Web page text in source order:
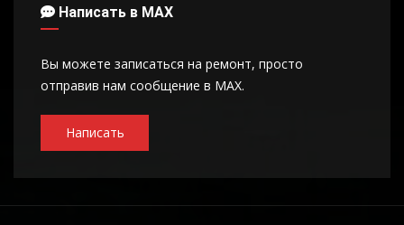
Написать в MAX
Вы можете записаться на ремонт, просто
отправив нам сообщение в MAX.
Написать